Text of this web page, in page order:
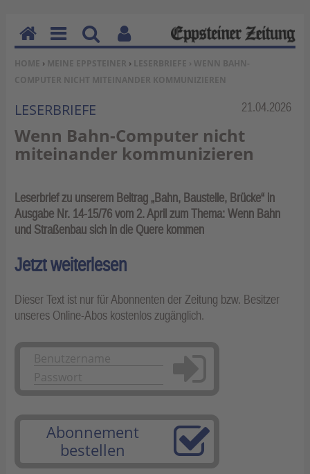
SIE BEFINDEN SICH HIER:
HOME › MEINE EPPSTEINER › LESERBRIEFE › WENN BAHN-
COMPUTER NICHT MITEINANDER KOMMUNIZIEREN
Rubrik:
LESERBRIEFE 21.04.2026
Wenn Bahn-Computer nicht
miteinander kommunizieren
Leserbrief zu unserem Beitrag „Bahn, Baustelle, Brücke“ in
Ausgabe Nr. 14-15/76 vom 2. April zum Thema: Wenn Bahn
und Straßenbau sich in die Quere kommen
Jetzt weiterlesen
Dieser Text ist nur für Abonnenten der Zeitung bzw. Besitzer
unseres Online-Abos kostenlos zugänglich.
Anmelden
Abonnement
bestellen
H
o
m
e
M
en
u
Su
ch
en
Be
nu
tz
kti
on